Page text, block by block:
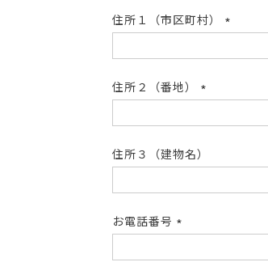
住所１（市区町村）
須)
住所２（番地）
須)
住所３（建物名）
お電話番号
須)